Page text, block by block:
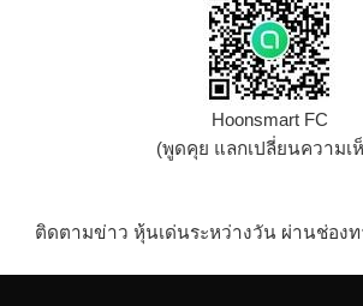
Hoonsmart FC
(พูดคุย แลกเปลี่ยนความเ
ติดตามข่าว หุ้นเด่นระหว่างวัน ผ่านช่องท